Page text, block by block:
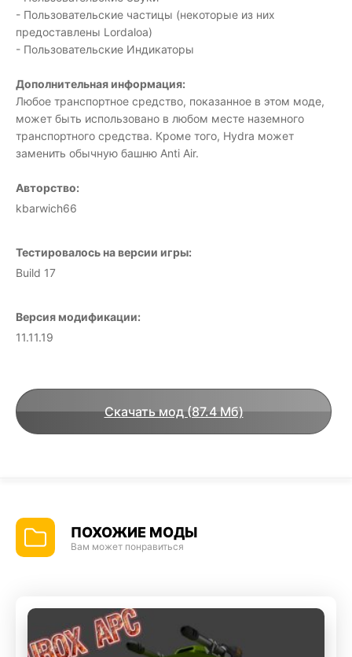
- Пользовательские частицы (некоторые из них
предоставлены Lordaloa)
- Пользовательские Индикаторы
Дополнительная информация:
Любое транспортное средство, показанное в этом моде,
может быть использовано в любом месте наземного
транспортного средства. Кроме того, Hydra может
заменить обычную башню Anti Air.
Авторство:
kbarwich66
Тестировалось на версии игры:
Build 17
Версия модификации:
11.11.19
Скачать мод (87.4 Мб)
ПОХОЖИЕ МОДЫ
Вам может понравиться